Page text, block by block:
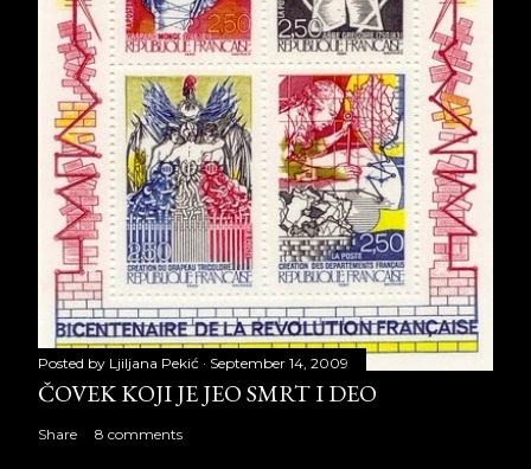
Posted by Ljiljana Pekić September 14, 2009
ČOVEK KOJI JE JEO SMRT I DEO
Share 8 comments